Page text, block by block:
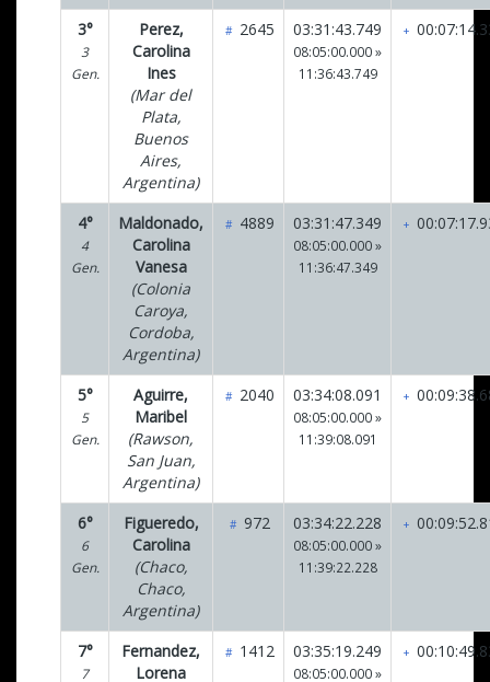
3°
3
Gen.
Perez,
Carolina
Ines
(Mar del
Plata,
Buenos
Aires,
Argentina)
# 2645 03:31:43.749
08:05:00.000 »
11:36:43.749
+
4°
4
Gen.
Maldonado,
Carolina
Vanesa
(Colonia
Caroya,
Cordoba,
Argentina)
# 4889 03:31:47.349
08:05:00.000 »
11:36:47.349
+
5°
5
Gen.
Aguirre,
Maribel
(Rawson,
San Juan,
Argentina)
# 2040 03:34:08.091
08:05:00.000 »
11:39:08.091
+
6°
6
Gen.
Figueredo,
Carolina
(Chaco,
Chaco,
Argentina)
# 972 03:34:22.228
08:05:00.000 »
11:39:22.228
+
7°
7
Fernandez,
Lorena
# 1412 03:35:19.249
08:05:00.000 »
+